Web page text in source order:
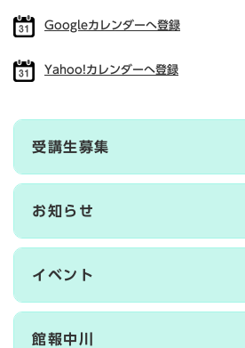
Googleカレンダーへ登録
Yahoo!カレンダーへ登録
受講生募集
お知らせ
イベント
館報中川